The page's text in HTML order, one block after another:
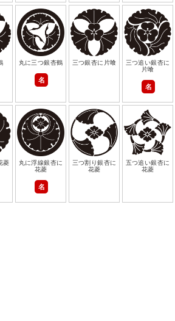
丸に三つ銀杏鶴
名
三つ銀杏に片喰
三つ追い銀杏に
片喰
名
菱
丸に浮線銀杏に
花菱
名
三つ割り銀杏に
花菱
五つ追い銀杏に
花菱